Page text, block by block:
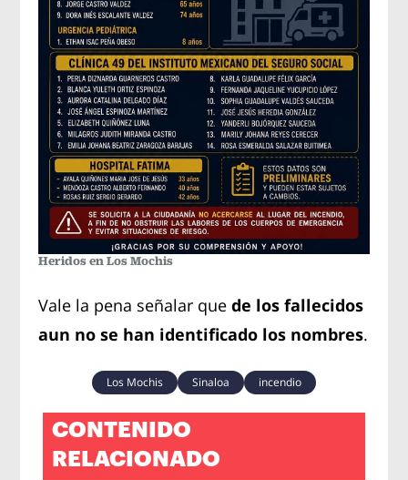
Heridos en Los Mochis
Vale la pena señalar quede los fallecidos
aun no se han identificado los nombres.
Los Mochis Sinaloa incendio
CONTENIDO
RELACIONADO